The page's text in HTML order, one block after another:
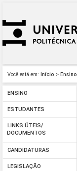
Você está em: Início > Ensino
ENSINO
ESTUDANTES
LINKS ÚTEIS/
DOCUMENTOS
CANDIDATURAS
LEGISLAÇÃO